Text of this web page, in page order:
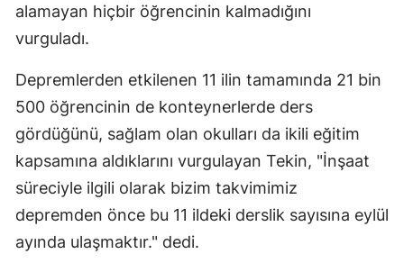
alamayan hiçbir öğrencinin kalmadığını
vurguladı.
Depremlerden etkilenen 11 ilin tamamında 21 bin
500 öğrencinin de konteynerlerde ders
gördüğünü, sağlam olan okulları da ikili eğitim
kapsamına aldıklarını vurgulayan Tekin, "İnşaat
süreciyle ilgili olarak bizim takvimimiz
depremden önce bu 11 ildeki derslik sayısına eylül
ayında ulaşmaktır." dedi.